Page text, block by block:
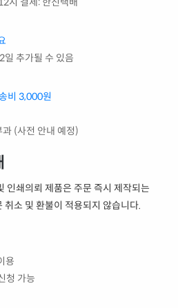
일 추가될 수 있음
비 3,000원
(사전 안내 예정)
인쇄의뢰 제품은 주문 즉시 제작되는
취소 및 환불이 적용되지 않습니다.
용
청 가능